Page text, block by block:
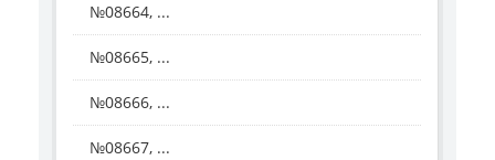
№08664, ...
№08665, ...
№08666, ...
№08667, ...